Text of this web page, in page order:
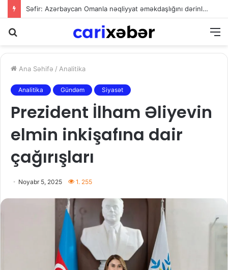
Səfir: Azərbaycan Omanla nəqliyyat əməkdaşlığını dərinləşdirməyə hazırdır
Ana Səhifə / Analitika
Analitika Gündəm Siyasət
Prezident İlham Əliyevin
elmin inkişafına dair
çağırışları
Noyabr 5, 2025 1. 255